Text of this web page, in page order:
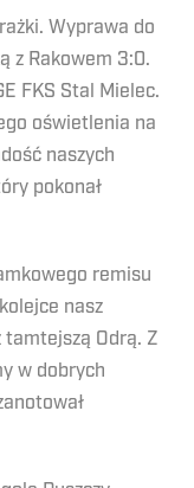
Wyprawa do
z Rakowem 3:0.
FKS Stal Mielec.
oświetlenia na
naszych
pokonał
remisu
nasz
tamtejszą Odrą. Z
w dobrych